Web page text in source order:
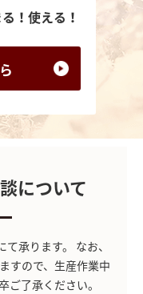
！使える！
について
承ります。
なお、
すので、生産作業中
ご了承ください。